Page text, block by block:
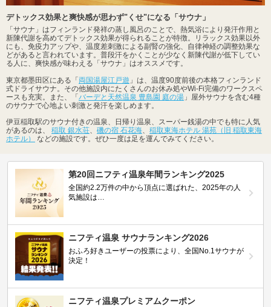
デトックス効果と爽快感が思わず"くせ"になる「サウナ」
「サウナ」はフィンランド発祥の蒸し風呂のことで、熱気浴により発汗作用と
新陳代謝を高めてデトックス効果が得られることが特徴。リラックス効果以外
にも、免疫力アップや、温度差刺激による副腎の強化、自律神経の調整効果な
どがあると言われています。普段汗をかくことが少なく新陳代謝が低下してい
る人に、爽快感が味わえる「サウナ」はオススメです。
東京都墨田区にある「 両国湯屋江戸遊 」は、温度90度前後の本格フィンランド
式ドライサウナ。その他施設内にたくさんのお休み処やWi-Fi完備のワークスペ
ースも充実。また、「 バーデと天然温泉 豊島園 庭の湯 」屋外サウナを含む4種
のサウナで心地よい刺激と発汗を楽しめます。
伊豆稲取駅のサウナ付きの温泉、日帰り温泉、スーパー銭湯の中でも特に人気
があるのは、 稲取 銀水荘、 磯の宿 石花海、 稲取東海ホテル 湯苑（旧 稲取東海
ホテル）
などの施設です。ぜひ一度は足を運んでみてください。
第20回ニフティ温泉年間ランキング2025
全国約2.2万件の中から頂点に選ばれた、2025年の人
気施設は…
ニフティ温泉 サウナランキング2026
おふろ好きユーザーの投票により、全国No.1サウナが
決定！
ニフティ温泉プレミアムクーポン